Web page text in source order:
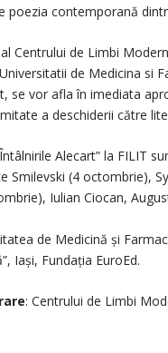
poezia contemporană
Centrului de Limbi
de Medicina si
se vor afla în imediata
a deschiderii către
Alecart” la FILIT
Smilevski (4 octombrie),
Iulian Ciocan,
de Medicină și
Iași, Fundația EuroEd.
: Centrului de Limbi